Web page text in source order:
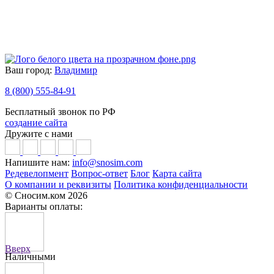
Ваш город: Владимир
8 (800) 555-84-91
Бесплатный звонок по РФ
создание сайта
Дружите с нами
Напишите нам: info@snosim.com
Редевелопмент Вопрос-ответ Блог Карта сайта
О компании и реквизиты Политика конфиденциальности
© Сносим.ком 2026
Варианты оплаты:
Наличными
Вверх